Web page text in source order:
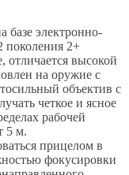
базе электронно-
поколения 2+
высокой
на оружие с
объектив с
четкое и ясное
рабочей
5 м.
прицелом в
фокусировки